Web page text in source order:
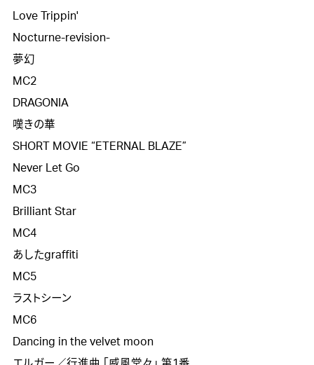
Love Trippin'
Nocturne-revision-
夢幻
MC2
DRAGONIA
嘆きの華
SHORT MOVIE “ETERNAL BLAZE”
Never Let Go
MC3
Brilliant Star
MC4
あしたgraffiti
MC5
ラストシーン
MC6
Dancing in the velvet moon